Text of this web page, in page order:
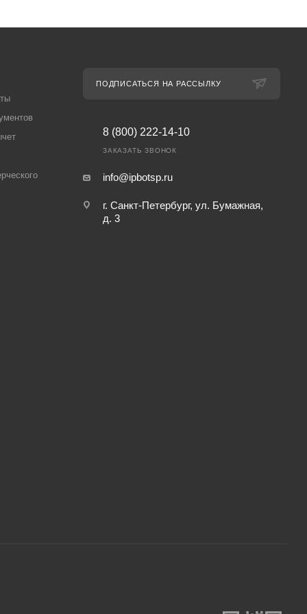
ПОДПИСАТЬСЯ НА РАССЫЛКУ
8 (800) 222-14-10
ЗАКАЗАТЬ ЗВОНОК
info@ipbotsp.ru
г. Санкт-Петербург, ул. Бумажная,
д. 3